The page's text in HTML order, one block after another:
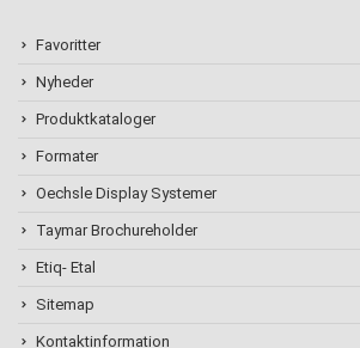
Favoritter
Nyheder
Produktkataloger
Formater
Oechsle Display Systemer
Taymar Brochureholder
Etiq- Etal
Sitemap
Kontaktinformation